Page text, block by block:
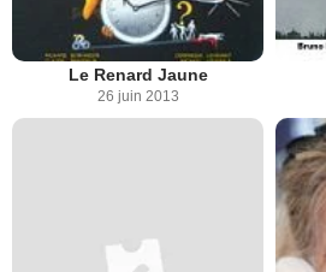
Le Renard Jaune
26 juin 2013